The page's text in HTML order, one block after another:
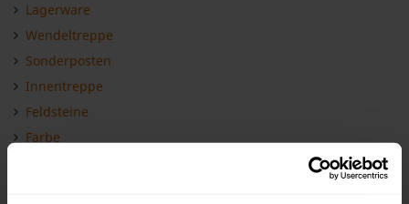
Lagerware
Wendeltreppe
Sonderposten
Innentreppe
Feldsteine
Farbe